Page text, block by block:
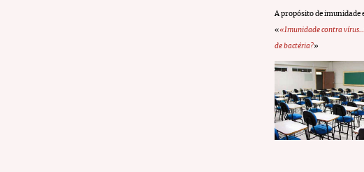
A propósito de imunidade
««Imunidade contra
de bactéria?»